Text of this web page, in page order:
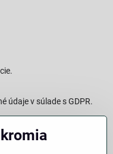
údaje v súlade s GDPR.